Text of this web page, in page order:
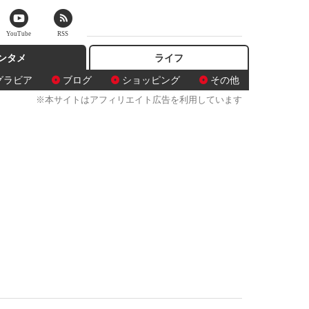
タメ
ラビア
ブログ ショッピング その他
ライフ
※本サイトはアフィリエイト広告を利用しています
YouTube RSS